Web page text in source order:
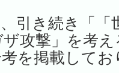
引き続き「「
ザ攻撃」を考
を掲載して